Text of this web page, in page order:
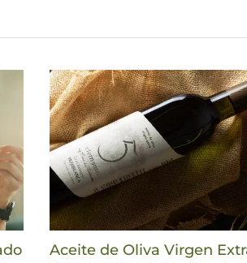
Aceite de Oliva Virgen